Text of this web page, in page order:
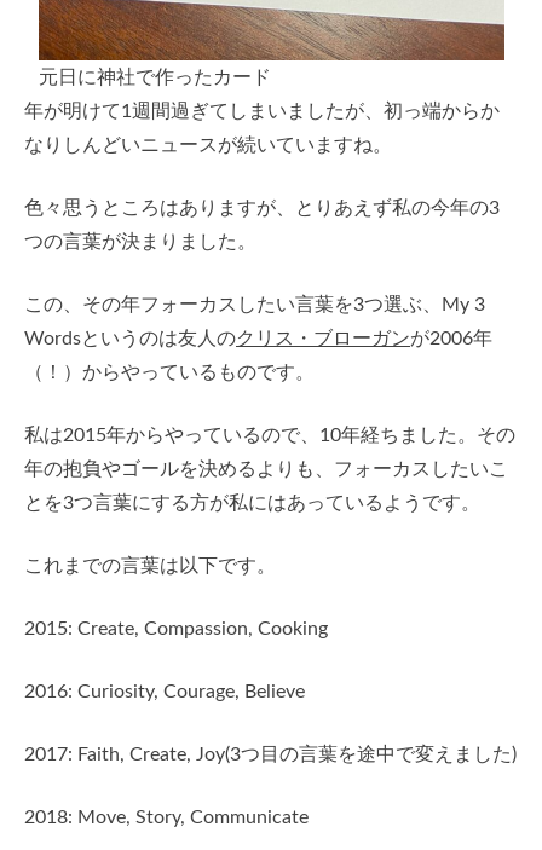
元日に神社で作ったカード
年が明けて1週間過ぎてしまいましたが、初っ端からか
なりしんどいニュースが続いていますね。
色々思うところはありますが、とりあえず私の今年の3
つの言葉が決まりました。
この、その年フォーカスしたい言葉を3つ選ぶ、My 3
Wordsというのは友人のクリス・ブローガンが2006年
（！）からやっているものです。
私は2015年からやっているので、10年経ちました。その
年の抱負やゴールを決めるよりも、フォーカスしたいこ
とを3つ言葉にする方が私にはあっているようです。
これまでの言葉は以下です。
2015: Create, Compassion, Cooking
2016: Curiosity, Courage, Believe
2017: Faith, Create, Joy(3つ目の言葉を途中で変えました)
2018: Move, Story, Communicate